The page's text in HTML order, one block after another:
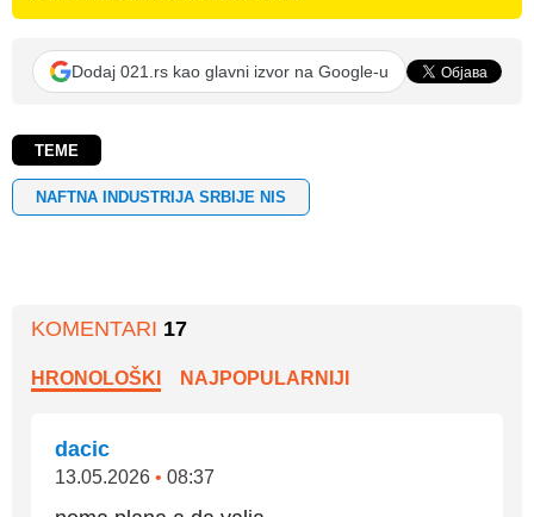
Dodaj 021.rs kao glavni izvor na Google-u
TEME
NAFTNA INDUSTRIJA SRBIJE NIS
KOMENTARI 17
HRONOLOŠKI NAJPOPULARNIJI
dacic
13.05.2026 • 08:37